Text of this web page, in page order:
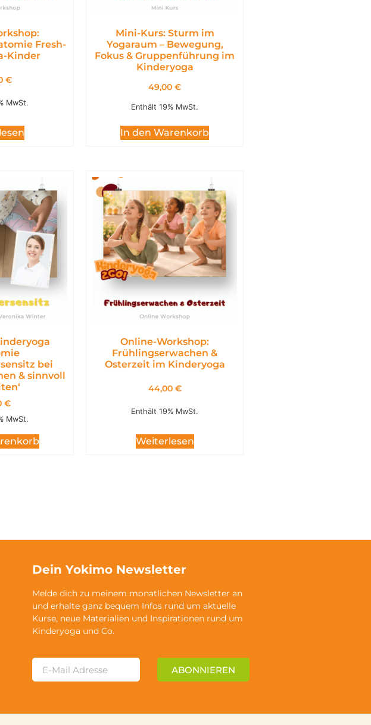
Fresh-
Kinder
€
MwSt.
Mini-Kurs: Sturm im
Yogaraum – Bewegung,
Fokus & Gruppenführung im
Kinderyoga
49,00 €
Enthält 19% MwSt.
In den Warenkorb
bei
& sinnvoll
€
MwSt.
Online-Workshop:
Frühlingserwachen &
Osterzeit im Kinderyoga
44,00 €
Enthält 19% MwSt.
Weiterlesen
Dein Yokimo Newsletter
Melde dich zu meinem monatlichen Newsletter an
und erhalte ganz bequem Infos rund um aktuelle
Kurse, neue Materialien und Inspirationen rund um
Kinderyoga und Co.
ABONNIEREN